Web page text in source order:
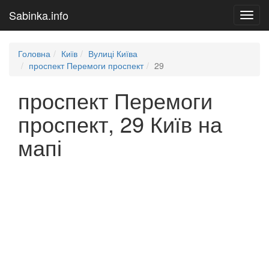
Sabinka.info
Головна Київ
Вулиці Київа
проспект Перемоги проспект
29
проспект Перемоги
проспект, 29 Київ на
мапі